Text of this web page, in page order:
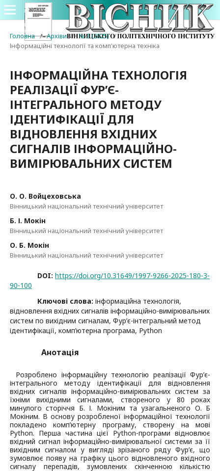
Головна / Архіви / № 3 (2025) /
Інформаційні технології та комп'ютерна техніка
ІНФОРМАЦІЙНА ТЕХНОЛОГІЯ
РЕАЛІЗАЦІЇ ФУР’Є-
ІНТЕГРАЛЬНОГО МЕТОДУ
ІДЕНТИФІКАЦІЇ ДЛЯ
ВІДНОВЛЕННЯ ВХІДНИХ
СИГНАЛІВ ІНФОРМАЦІЙНО-
ВИМІРЮВАЛЬНИХ СИСТЕМ
О. О. Войцеховська
Вінницький національний технічний університет
Б. І. Мокін
Вінницький національний технічний університет
О. Б. Мокін
Вінницький національний технічний університет
DOI: https://doi.org/10.31649/1997-9266-2025-180-3-
90-100
Ключові слова: інформаційна технологія,
відновлення вхідних сигналів інформаційно-вимірювальних
систем по вихідним сигналам, Фур’є-інтегральний метод
ідентифікації, комп’ютерна програма, Python
Анотація
Розроблено інформаційну технологію реалізації Фур’є-
інтегрального методу ідентифікації для відновлення
вхідних сигналів інформаційно-вимірювальних систем за
їхніми вихідними сигналами, створеного у 80 роках
минулого сторіччя Б. І. Мокіним та узагальненого О. Б
Мокіним. В основу розробленої інформаційної технології
покладено комп’ютерну програму, створену на мові
Python. Перша частина цієї Python-програми відновлює
вхідний сигнал інформаційно-вимірювальної системи за її
вихідним сигналом у вигляді зрізаного ряду Фур’є, що
зумовлює появу на графіку цього відновленого вхідного
сигналу перепадів, зумовлених скінченною кількістю